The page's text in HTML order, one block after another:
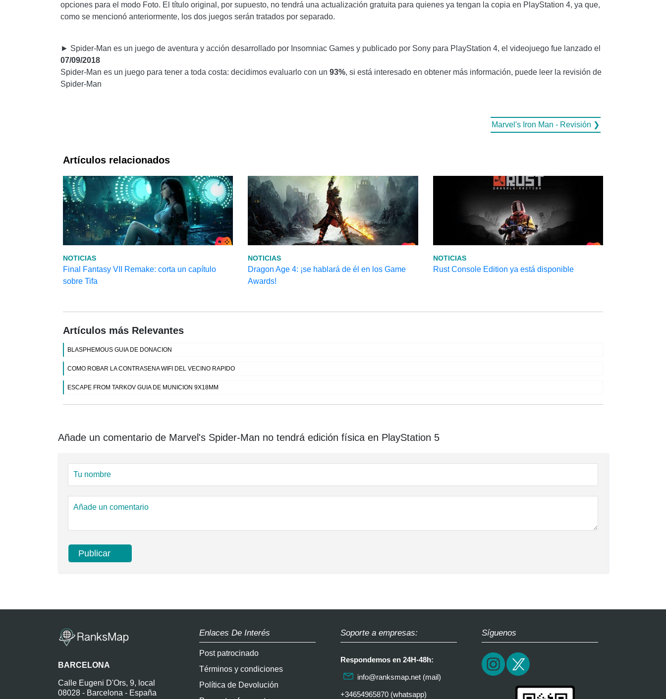
opciones para el modo Foto. El título original, por supuesto, no tendrá una actualización gratuita para quienes ya tengan la copia en PlayStation 4, ya que,
como se mencionó anteriormente, los dos juegos serán tratados por separado.
► Spider-Man es un juego de aventura y acción desarrollado por Insomniac Games y publicado por Sony para PlayStation 4, el videojuego fue lanzado el
07/09/2018
Spider-Man es un juego para tener a toda costa: decidimos evaluarlo con un 93%, si está interesado en obtener más información, puede leer la revisión de
Spider-Man
Marvel's Iron Man - Revisión ❯
Artículos relacionados
NOTICIAS
Final Fantasy VII Remake: corta un capítulo
sobre Tifa
NOTICIAS
Dragon Age 4: ¡se hablará de él en los Game
Awards!
NOTICIAS
Rust Console Edition ya está disponible
Artículos más Relevantes
BLASPHEMOUS GUIA DE DONACION
COMO ROBAR LA CONTRASENA WIFI DEL VECINO RAPIDO
ESCAPE FROM TARKOV GUIA DE MUNICION 9X18MM
Añade un comentario de Marvel's Spider-Man no tendrá edición física en PlayStation 5
BARCELONA
Calle Eugeni D'Ors, 9, local
08028 - Barcelona - España
Enlaces De Interés
Post patrocinado
Términos y condiciones
Política de Devolución
Soporte a empresas:
Respondemos en 24H-48h:
info@ranksmap.net (mail)
+34654965870 (whatsapp)
Síguenos